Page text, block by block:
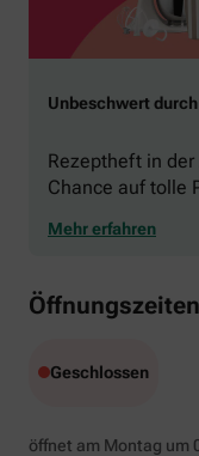
Unbeschwert
Rezeptheft in
Chance auf tolle
Mehr erfahren
Öffnungszeiten
Geschlossen
öffnet am Montag um